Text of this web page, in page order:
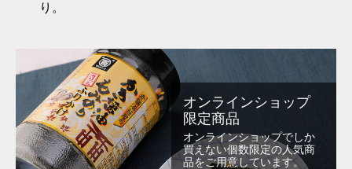
り。
オンラインショップ
限定商品
オンラインショップでしか
買えない個数限定の人気商
品をご用意しています。